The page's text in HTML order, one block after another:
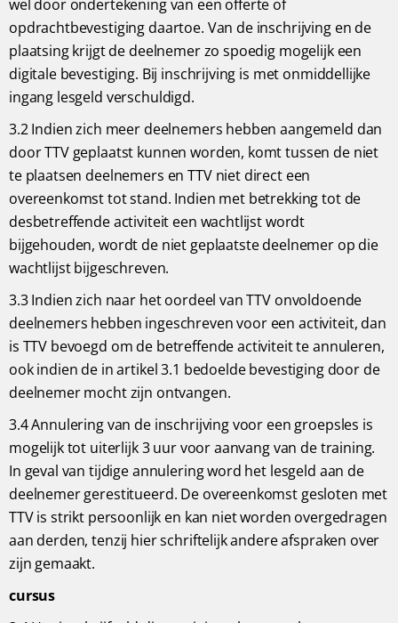
wel door ondertekening van een offerte of
opdrachtbevestiging daartoe. Van de inschrijving en de
plaatsing krijgt de deelnemer zo spoedig mogelijk een
digitale bevestiging. Bij inschrijving is met onmiddellijke
ingang lesgeld verschuldigd.
3.2 Indien zich meer deelnemers hebben aangemeld dan
door TTV geplaatst kunnen worden, komt tussen de niet
te plaatsen deelnemers en TTV niet direct een
overeenkomst tot stand. Indien met betrekking tot de
desbetreffende activiteit een wachtlijst wordt
bijgehouden, wordt de niet geplaatste deelnemer op die
wachtlijst bijgeschreven.
3.3 Indien zich naar het oordeel van TTV onvoldoende
deelnemers hebben ingeschreven voor een activiteit, dan
is TTV bevoegd om de betreffende activiteit te annuleren,
ook indien de in artikel 3.1 bedoelde bevestiging door de
deelnemer mocht zijn ontvangen.
3.4 Annulering van de inschrijving voor een groepsles is
mogelijk tot uiterlijk 3 uur voor aanvang van de training.
In geval van tijdige annulering word het lesgeld aan de
deelnemer gerestitueerd. De overeenkomst gesloten met
TTV is strikt persoonlijk en kan niet worden overgedragen
aan derden, tenzij hier schriftelijk andere afspraken over
zijn gemaakt.
cursus